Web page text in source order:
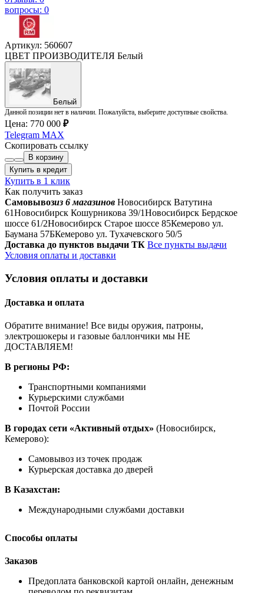
вопросы: 0
Артикул: 560607
ЦВЕТ ПРОИЗВОДИТЕЛЯ Белый
Белый
Данной позиции нет в наличии. Пожалуйста, выберите доступные свойства.
Цена: 770 000 ₽
Telegram MAX
Скопировать ссылку
В корзину
Купить в кредит
Купить в 1 клик
Как получить заказ
Самовывозиз 6 магазинов Новосибирск Ватутина
61Новосибирск Кошурникова 39/1Новосибирск Бердское
шоссе 61/2Новосибирск Старое шоссе 85Кемерово ул.
Баумана 57БКемерово ул. Тухачевского 50/5
Доставка до пунктов выдачи ТК Все пункты выдачи
Условия оплаты и доставки
Условия оплаты и доставки
Доставка и оплата
Обратите внимание! Все виды оружия, патроны,
электрошокеры и газовые баллончики мы НЕ
ДОСТАВЛЯЕМ!
В регионы РФ:
Транспортными компаниями
Курьерскими службами
Почтой России
В городах сети «Активный отдых» (Новосибирск,
Кемерово):
Самовывоз из точек продаж
Курьерская доставка до дверей
В Казахстан:
Международными службами доставки
Способы оплаты
Заказов
Предоплата банковской картой онлайн, денежным